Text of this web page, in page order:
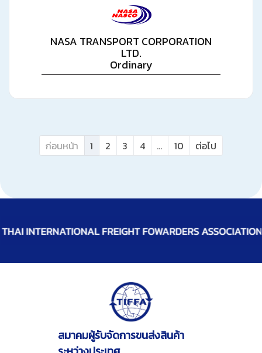
NASA TRANSPORT CORPORATION
LTD.
Ordinary
ก่อนหน้า 1 2 3 4 ... 10 ต่อไป
สมาคมผู้รับจัดการขนส่งสินค้า